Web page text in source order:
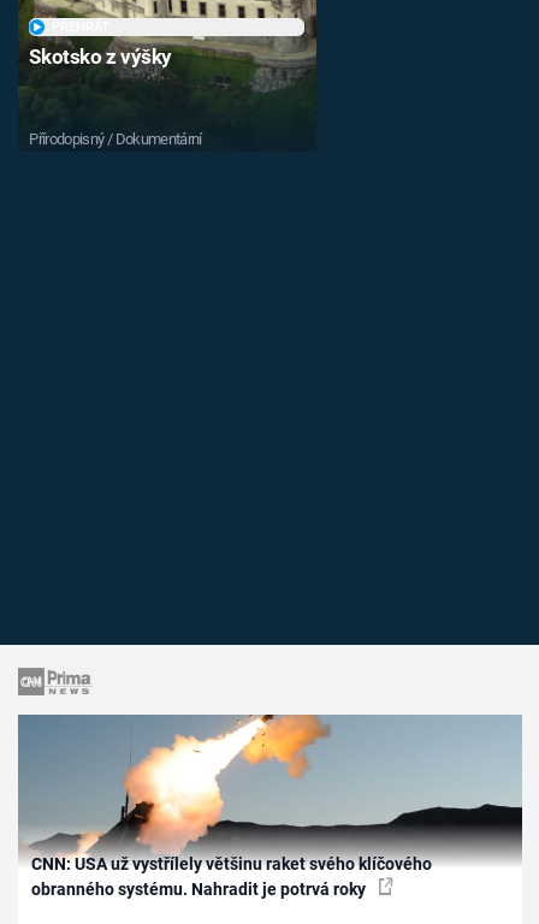
Skotsko z výšky
Přírodopisný / Dokumentární
CNN: USA už vystřílely většinu raket svého klíčového
obranného systému. Nahradit je potrvá roky